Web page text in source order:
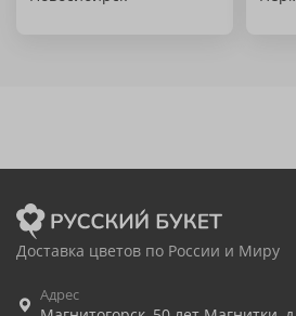
Доставка цветов по России и Миру
Адрес